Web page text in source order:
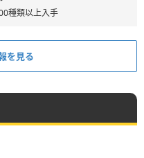
種類以上入手
を見る